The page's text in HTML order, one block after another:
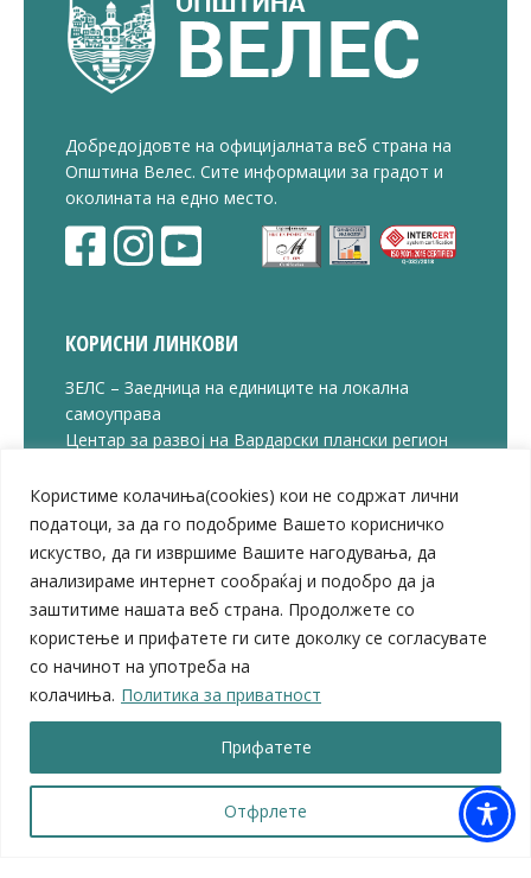
Користиме колачиња(cookies) кои не содржат лични
податоци, за да го подобриме Вашето корисничко
искуство, да ги извршиме Вашите нагодувања, да
анализираме интернет сообраќај и подобро да ја
заштитиме нашата веб страна. Продолжете со
користење и прифатете ги сите доколку се согласувате
со начинот на употреба на
колачиња. Политика за приватност
Отфрлете
Прифатете
Добредојдовте на официјалната веб страна на
Општина Велес. Сите информации за градот и
околината на едно место.
КОРИСНИ ЛИНКОВИ
ЗЕЛС – Заедница на единиците на локална
самоуправа
Центар за развој на Вардарски плански регион
ЈПССО „Парк – спорт и паркинзи“
ЛБ „Гоце Делчев“
ЛУ „Народен Музеј“
Влада на Република Северна Македонија
Собрание на Република Северна Македонија
Министерство за финансии
Министерство за транспорт
Министерство за локална самоуправа
Министерство за дигитална трансформација
Министерство за јавна администрација
Министерство за образование и наука
Мапа на веб-страницата| Политика за приватност | Архива